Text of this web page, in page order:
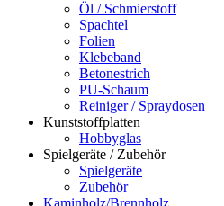
Öl / Schmierstoff
Spachtel
Folien
Klebeband
Betonestrich
PU-Schaum
Reiniger / Spraydosen
Kunststoffplatten
Hobbyglas
Spielgeräte / Zubehör
Spielgeräte
Zubehör
Kaminholz/Brennholz